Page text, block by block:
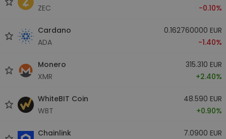
ZEC
-0.10%
Cardano
ADA
0.162760000 EUR
-1.40%
Monero
XMR
315.310 EUR
+2.40%
WhiteBIT Coin
WBT
48.590 EUR
+0.90%
Chainlink
7.0900 EUR